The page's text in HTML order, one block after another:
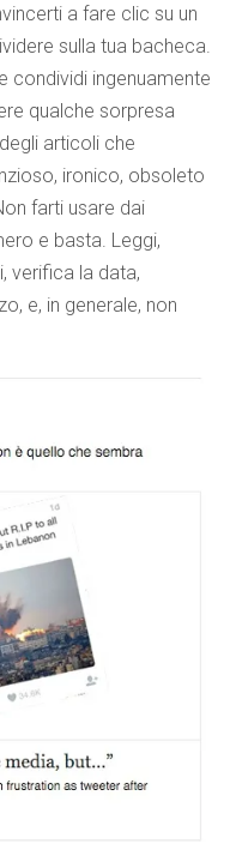
a fare clic su un
sulla tua bacheca.
condividi ingenuamente
qualche sorpresa
articoli che
ironico, obsoleto
farti usare dai
e basta. Leggi,
verifica la data,
e, in generale, non